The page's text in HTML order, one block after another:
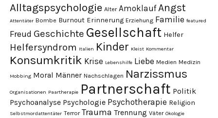
Alltagspsychologie Alter Amoklauf Angst
Attentäter Bombe Burnout Erinnerung Erziehung Familie featured
Freud Geschichte Gesellschaft Helfer
Helfersyndrom Italien Kinder Kleist Kommentar
Konsumkritik Krise Lebenshilfe Liebe Medien Medizin
Mobbing Moral Männer Nachschlagen Narzissmus
Organisationen Paartherapie Partnerschaft Politik
Psychoanalyse Psychologie Psychotherapie Religion
Selbstmordattentäter Terror Trauma Trennung Väter Ökologie